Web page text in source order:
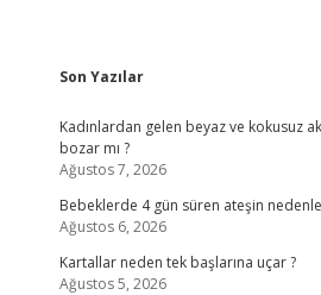
Sidebar
Son Yazılar
Kadınlardan gelen beyaz ve kokusuz
bozar mı ?
Ağustos 7, 2026
Bebeklerde 4 gün süren ateşin
Ağustos 6, 2026
Kartallar neden tek başlarına uçar ?
Ağustos 5, 2026